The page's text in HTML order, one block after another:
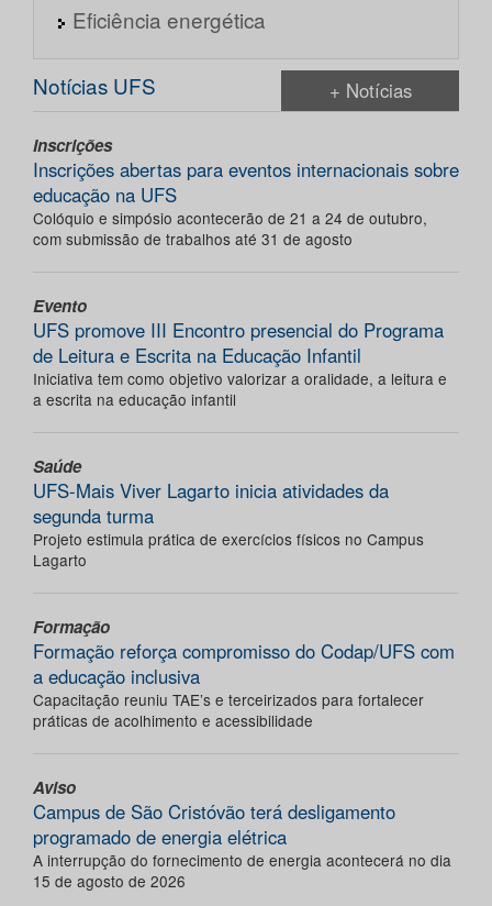
Eficiência energética
Notícias UFS + Notícias
Inscrições
Inscrições abertas para eventos internacionais sobre
educação na UFS
Colóquio e simpósio acontecerão de 21 a 24 de outubro,
com submissão de trabalhos até 31 de agosto
Evento
UFS promove III Encontro presencial do Programa
de Leitura e Escrita na Educação Infantil
Iniciativa tem como objetivo valorizar a oralidade, a leitura e
a escrita na educação infantil
Saúde
UFS-Mais Viver Lagarto inicia atividades da
segunda turma
Projeto estimula prática de exercícios físicos no Campus
Lagarto
Formação
Formação reforça compromisso do Codap/UFS com
a educação inclusiva
Capacitação reuniu TAE’s e terceirizados para fortalecer
práticas de acolhimento e acessibilidade
Aviso
Campus de São Cristóvão terá desligamento
programado de energia elétrica
A interrupção do fornecimento de energia acontecerá no dia
15 de agosto de 2026